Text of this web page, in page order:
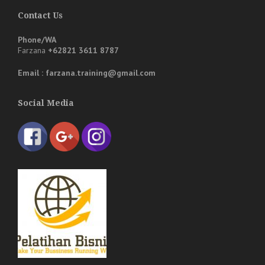
Contact Us
Phone/WA
Farzana +62821 3611 8787
Email : farzana.training@gmail.com
Social Media